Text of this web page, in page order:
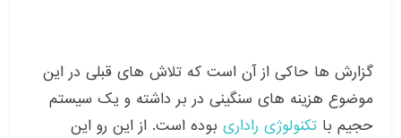
گزارش ها حاکی از آن است که تلاش های قبلی در این
موضوع هزینه های سنگینی در بر داشته و یک سیستم
حجیم باتکنولوژی راداری بوده است. از این رو این